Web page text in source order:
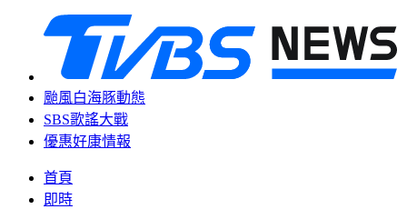
颱風白海豚動態
SBS歌謠大戰
優惠好康情報
首頁
即時